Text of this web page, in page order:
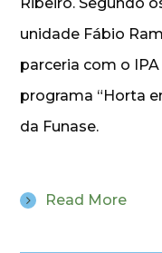
Ribeiro. Segundo
unidade Fábio
parceria com o
programa “Horta
da Funase.
Read More